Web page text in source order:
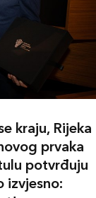
kraju, Rijeka
prvaka
potvrđuju
izvjesno: